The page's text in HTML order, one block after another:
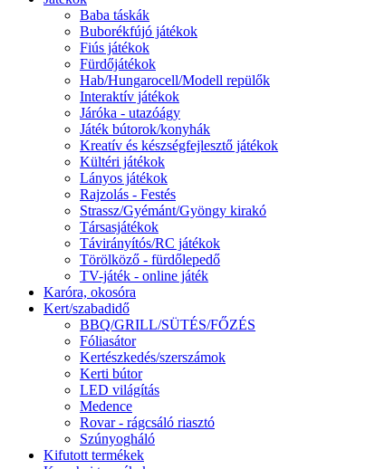
Baba táskák
Buborékfújó játékok
Fiús játékok
Fürdőjátékok
Hab/Hungarocell/Modell repülők
Interaktív játékok
Járóka - utazóágy
Játék bútorok/konyhák
Kreatív és készségfejlesztő játékok
Kültéri játékok
Lányos játékok
Rajzolás - Festés
Strassz/Gyémánt/Gyöngy kirakó
Társasjátékok
Távirányítós/RC játékok
Törölköző - fürdőlepedő
TV-játék - online játék
Karóra, okosóra
Kert/szabadidő
BBQ/GRILL/SÜTÉS/FŐZÉS
Fóliasátor
Kertészkedés/szerszámok
Kerti bútor
LED világítás
Medence
Rovar - rágcsáló riasztó
Szúnyogháló
Kifutott termékek